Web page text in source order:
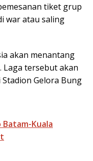
tiket grup
war atau saling
akan menantang
Laga tersebut akan
Stadion Gelora Bung
Batam-Kuala